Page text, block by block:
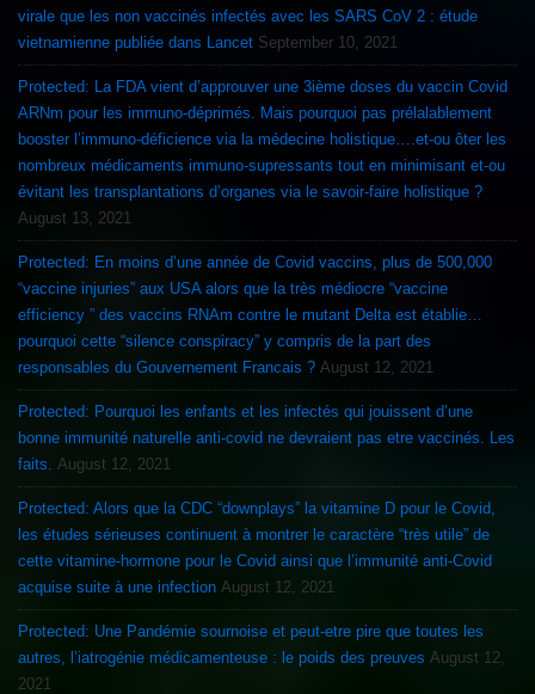
virale que les non vaccinés infectés avec les SARS CoV 2 : étude
vietnamienne publiée dans Lancet September 10, 2021
Protected: La FDA vient d’approuver une 3ième doses du vaccin Covid
ARNm pour les immuno-déprimés. Mais pourquoi pas prélalablement
booster l’immuno-déficience via la médecine holistique….et-ou ôter les
nombreux médicaments immuno-supressants tout en minimisant et-ou
évitant les transplantations d’organes via le savoir-faire holistique ?
August 13, 2021
Protected: En moins d’une année de Covid vaccins, plus de 500,000
“vaccine injuries” aux USA alors que la très médiocre “vaccine
efficiency ” des vaccins RNAm contre le mutant Delta est établie…
pourquoi cette “silence conspiracy” y compris de la part des
responsables du Gouvernement Francais ? August 12, 2021
Protected: Pourquoi les enfants et les infectés qui jouissent d’une
bonne immunité naturelle anti-covid ne devraient pas etre vaccinés. Les
faits.
August 12, 2021
Protected: Alors que la CDC “downplays” la vitamine D pour le Covid,
les études sérieuses continuent à montrer le caractère “très utile” de
cette vitamine-hormone pour le Covid ainsi que l’immunité anti-Covid
acquise suite à une infection August 12, 2021
Protected: Une Pandémie sournoise et peut-etre pire que toutes les
autres, l’iatrogénie médicamenteuse : le poids des preuves August 12,
2021